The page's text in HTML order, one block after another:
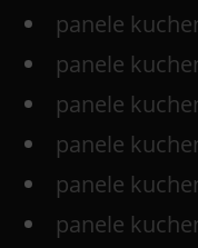
panele
panele
panele
panele
panele
panele